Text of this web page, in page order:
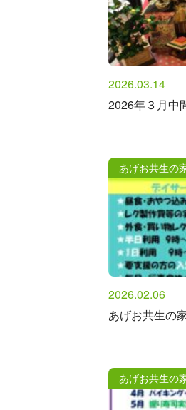
2026.03.14
2026年３月中
あげお共生の
2026.02.06
あげお共生の
あげお共生の